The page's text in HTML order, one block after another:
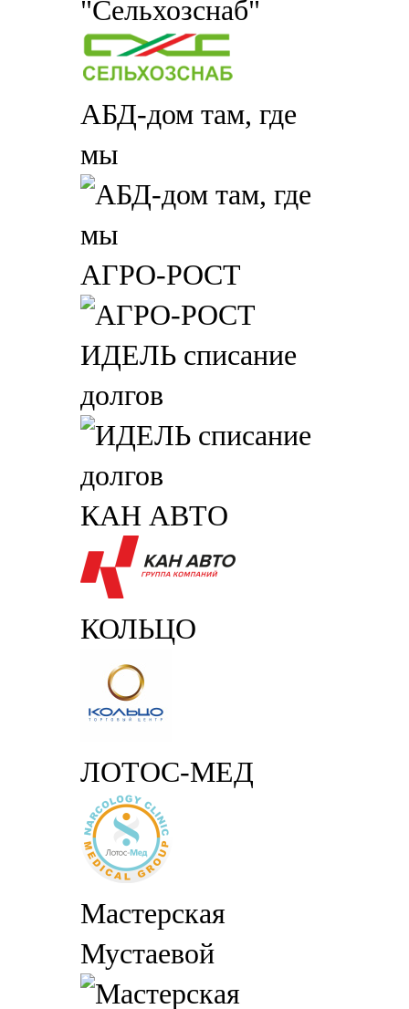
"Сельхозснаб"
АБД-дом там, где
мы
АГРО-РОСТ
ИДЕЛЬ списание
долгов
КАН АВТО
КОЛЬЦО
ЛОТОС-МЕД
Мастерская
Мустаевой